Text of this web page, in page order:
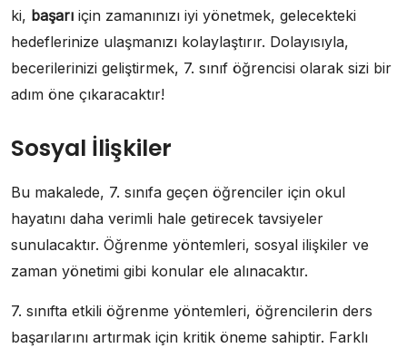
ki, başarı için zamanınızı iyi yönetmek, gelecekteki
hedeflerinize ulaşmanızı kolaylaştırır. Dolayısıyla,
becerilerinizi geliştirmek, 7. sınıf öğrencisi olarak sizi bir
adım öne çıkaracaktır!
Sosyal İlişkiler
Bu makalede, 7. sınıfa geçen öğrenciler için okul
hayatını daha verimli hale getirecek tavsiyeler
sunulacaktır. Öğrenme yöntemleri, sosyal ilişkiler ve
zaman yönetimi gibi konular ele alınacaktır.
7. sınıfta etkili öğrenme yöntemleri, öğrencilerin ders
başarılarını artırmak için kritik öneme sahiptir. Farklı